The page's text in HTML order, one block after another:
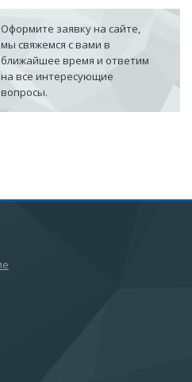
Оформите заявку на сайте,
мы свяжемся с вами в
ближайшее время и ответим
на все интересующие
вопросы.